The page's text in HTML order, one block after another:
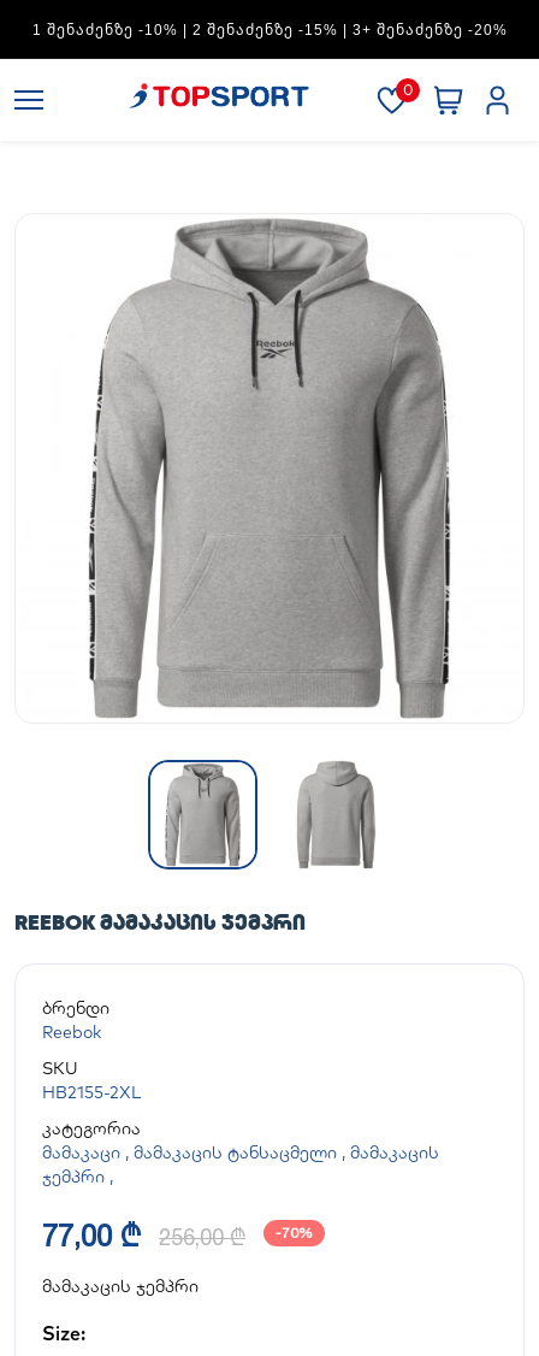
ᲨᲔᲜᲐᲫᲔᲜᲖᲔ -30%
0
REEBOK ᲛᲐᲛᲐᲙᲐᲪᲘᲡ ᲯᲔᲛᲞᲠᲘ
ბრენდი
Reebok
SKU
HB2155-2XL
კატეგორია
მამაკაცი , მამაკაცის ტანსაცმელი , მამაკაცის
ჯემპრი ,
77,00 ₾ 256,00 ₾ -70%
მამაკაცის ჯემპრი
Size: